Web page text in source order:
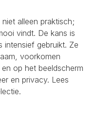
niet alleen praktisch;
vindt. De kans is
gebruikt. Ze
voorkomen
op het beeldscherm
en privacy. Lees